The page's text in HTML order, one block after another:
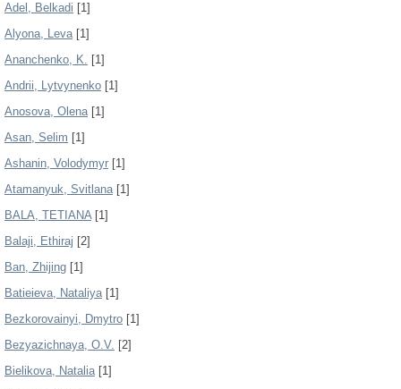
Adel, Belkadi [1]
Alyona, Leva[1]
Ananchenko, K. [1]
Andrii, Lytvynenko [1]
Anosova, Olena[1]
Asan, Selim [1]
Ashanin, Volodymyr [1]
Atamanyuk, Svitlana[1]
BALA, TETIANA[1]
Balaji, Ethiraj [2]
Ban, Zhijing [1]
Batieieva, Nataliya[1]
Bezkorovainyi, Dmytro [1]
Bezyazichnaya, O.V. [2]
Bielikova, Natalia[1]